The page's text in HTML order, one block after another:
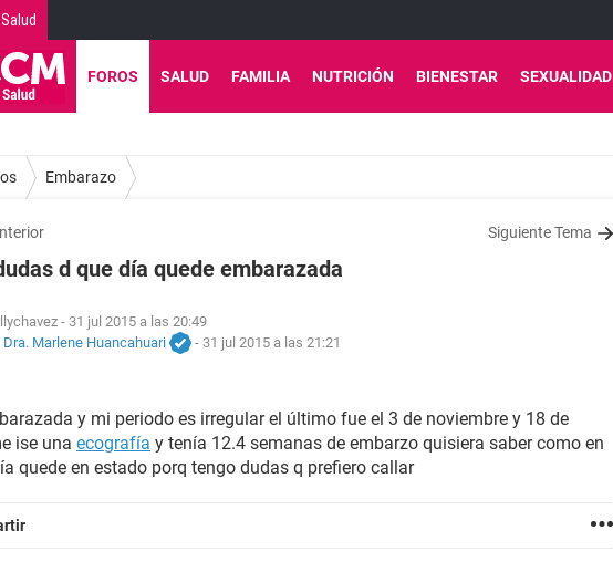
Salud
FOROS SALUD FAMILIA NUTRICIÓN BIENESTAR SEXUALIDAD
Embarazo
Siguiente Tema
d que día quede embarazada
- 31 jul 2015 a las 20:49
Dra. Marlene Huancahuari
- 31 jul 2015 a las 21:21
y mi periodo es irregular el último fue el 3 de noviembre y 18 de
ise una ecografía y tenía 12.4 semanas de embarzo quisiera saber como en
quede en estado porq tengo dudas q prefiero callar